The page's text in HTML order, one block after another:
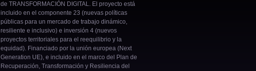
de TRANSFORMACIÓN DIGITAL. El proyecto está
incluido en el componente 23 (nuevas políticas
públicas para un mercado de trabajo dinámico,
resiliente e inclusivo) e inversión 4 (nuevos
proyectos territoriales para el reequilibrio y la
equidad). Financiado por la unión europea (Next
Generation UE), e incluido en el marco del Plan de
Recuperación, Transformación y Resiliencia del